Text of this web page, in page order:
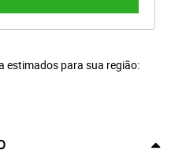
estimados para sua região: